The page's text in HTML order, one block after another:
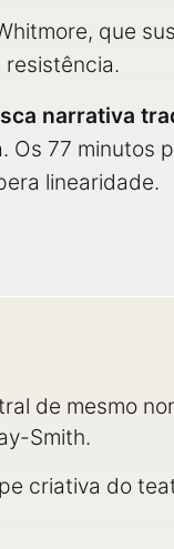
que
narrativa
77 minutos
linearidade.
de mesmo
Smith.
criativa do